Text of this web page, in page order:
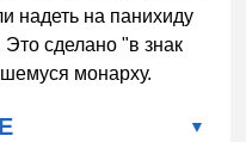
надеть на панихиду
сделано "в знак
монарху.